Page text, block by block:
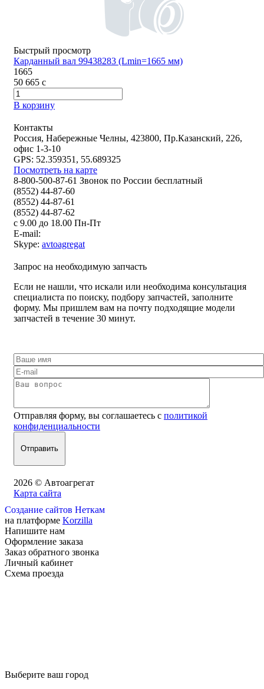
Быстрый просмотр
Карданный вал 99438283 (Lmin=1665 мм)
1665
50 665 c
В корзину
Контакты
Россия, Набережные Челны, 423800, Пр.Казанский, 226,
офис 1-3-10
GPS: 52.359351, 55.689325
Посмотреть на карте
8-800-500-87-61 Звонок по России бесплатный
(8552) 44-87-60
(8552) 44-87-61
(8552) 44-87-62
с 9.00 до 18.00 Пн-Пт
E-mail:
Skype: avtoagregat
Запрос на необходимую запчасть
Если не нашли, что искали или необходима консультация
специалиста по поиску, подбору запчастей, заполните
форму. Мы пришлем вам на почту подходящие модели
запчастей в течение 30 минут.
Отправляя форму, вы соглашаетесь с политикой
конфиденциальности
2026 © Автоагрегат
Карта сайта
Создание сайтов Неткам
на платформе Korzilla
Напишите нам
Оформление заказа
Заказ обратного звонка
Личный кабинет
Схема проезда
Выберите ваш город